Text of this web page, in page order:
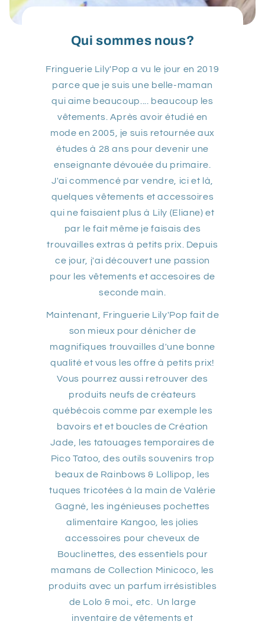
Qui sommes nous?
Fringuerie Lily'Pop a vu le jour en 2019
parce que je suis une belle-maman
qui aime beaucoup.... beaucoup les
vêtements. Après avoir étudié en
mode en 2005, je suis retournée aux
études à 28 ans pour devenir une
enseignante dévouée du primaire.
J'ai commencé par vendre, ici et là,
quelques vêtements et accessoires
qui ne faisaient plus à Lily (Eliane) et
par le fait même je faisais des
trouvailles extras à petits prix. Depuis
ce jour, j'ai découvert une passion
pour les vêtements et accesoires de
seconde main.
Maintenant, Fringuerie Lily'Pop fait de
son mieux pour dénicher de
magnifiques trouvailles d'une bonne
qualité et vous les offre à petits prix!
Vous pourrez aussi retrouver des
produits neufs de créateurs
québécois comme par exemple les
bavoirs et et boucles de Création
Jade, les tatouages temporaires de
Pico Tatoo, des outils souvenirs trop
beaux de Rainbows & Lollipop, les
tuques tricotées à la main de Valérie
Gagné, les ingénieuses pochettes
alimentaire Kangoo, les jolies
accessoires pour cheveux de
Bouclinettes, des essentiels pour
mamans de Collection Minicoco, les
produits avec un parfum irrésistibles
de Lolo & moi., etc. Un large
inventaire de vêtements et